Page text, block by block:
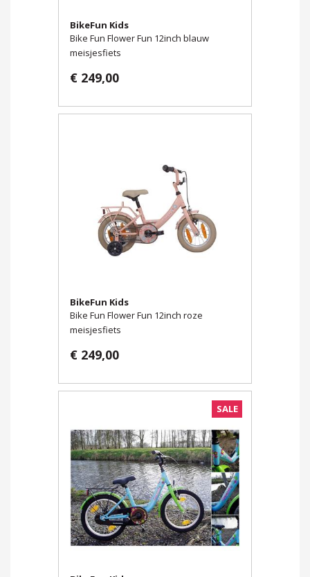
BikeFun Kids
Bike Fun Flower Fun 12inch blauw
meisjesfiets
€ 249,00
BikeFun Kids
Bike Fun Flower Fun 12inch roze
meisjesfiets
€ 249,00
SALE